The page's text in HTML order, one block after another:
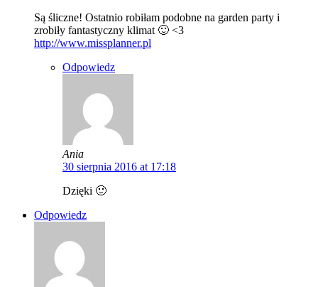
Są śliczne! Ostatnio robiłam podobne na garden party i
zrobiły fantastyczny klimat 🙂 <3
http://www.missplanner.pl
Odpowiedz
Ania
30 sierpnia 2016 at 17:18
Dzięki 🙂
Odpowiedz